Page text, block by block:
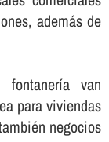
además de
fontanerí­a van
para viviendas
negocios